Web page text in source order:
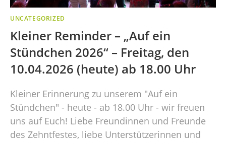
UNCATEGORIZED
Kleiner Reminder – „Auf ein
Stündchen 2026“ – Freitag, den
10.04.2026 (heute) ab 18.00 Uhr
Kleiner Erinnerung zu unserem "Auf ein
Stündchen" - heute - ab 18.00 Uhr - wir freuen
uns auf Euch! Liebe Freundinnen und Freunde
des Zehntfestes, liebe Unterstützerinnen und